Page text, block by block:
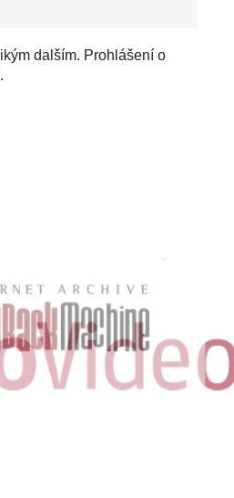
dalším. Prohlášení o
.